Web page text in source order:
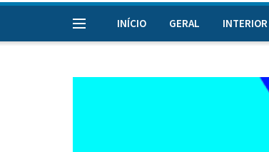
INÍCIO GERAL INTERIOR